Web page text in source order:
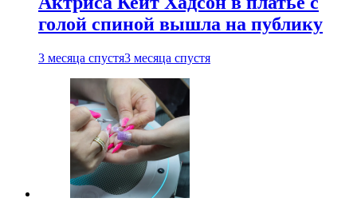
голой спиной вышла на публику
3 месяца спустя3 месяца спустя